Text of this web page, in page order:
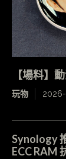
【場料】
玩物
Synology
ECC RAM